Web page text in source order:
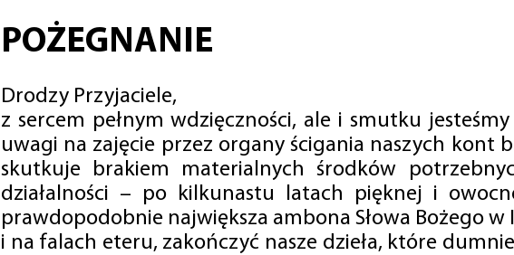
POŻEGNANIE
Drodzy Przyjaciele,
z sercem pełnym wdzięczności, ale i smutku
uwagi na zajęcie przez organy ścigania naszych kont
skutkuje brakiem materialnych środków
działalności – po kilkunastu latach pięknej i
prawdopodobnie największa ambona Słowa Bożego w
i na falach eteru, zakończyć nasze dzieła, które